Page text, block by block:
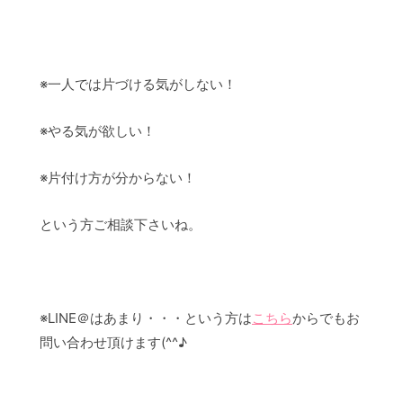
※一人では片づける気がしない！
※やる気が欲しい！
※片付け方が分からない！
という方ご相談下さいね。
※LINE＠はあまり・・・という方はこちらからでもお
問い合わせ頂けます(^^♪